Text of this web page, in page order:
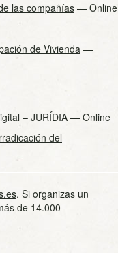
las compañías — Online
de Vivienda —
– JURÍDIA — Online
del
. Si organizas un
de 14.000